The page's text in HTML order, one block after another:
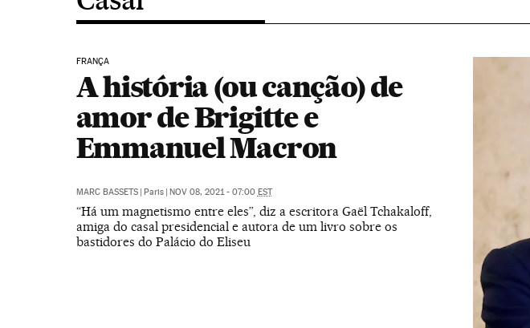
FRANÇA
A história (ou canção) de
amor de Brigitte e
Emmanuel Macron
MARC BASSETS | Paris | NOV 08, 2021 - 07:00 EST
“Há um magnetismo entre eles”, diz a escritora Gaël Tchakaloff,
amiga do casal presidencial e autora de um livro sobre os
bastidores do Palácio do Eliseu